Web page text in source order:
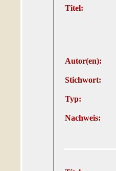
Titel:
Autor(en):
Stichwort:
Typ:
Nachweis: